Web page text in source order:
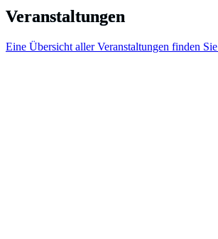
Veranstaltungen
Eine Übersicht aller Veranstaltungen finden Sie